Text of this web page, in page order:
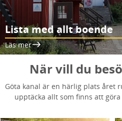
Lista med allt boende
Läs mer
När vill du
Göta kanal är en härlig plats året
upptäcka allt som finns att